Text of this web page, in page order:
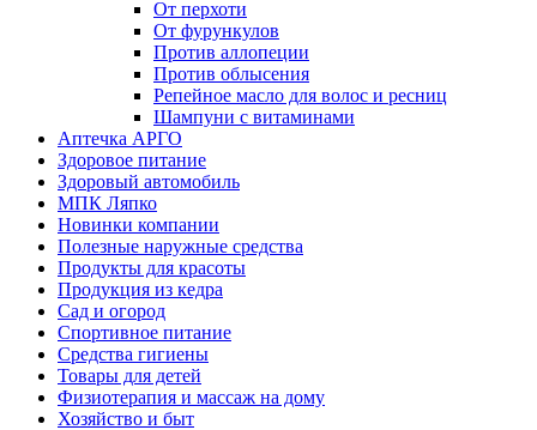
От перхоти
От фурункулов
Против аллопеции
Против облысения
Репейное масло для волос и ресниц
Шампуни с витаминами
Аптечка АРГО
Здоровое питание
Здоровый автомобиль
МПК Ляпко
Новинки компании
Полезные наружные средства
Продукты для красоты
Продукция из кедра
Сад и огород
Спортивное питание
Средства гигиены
Товары для детей
Физиотерапия и массаж на дому
Хозяйство и быт